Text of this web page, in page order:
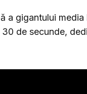
a gigantului media
de secunde,